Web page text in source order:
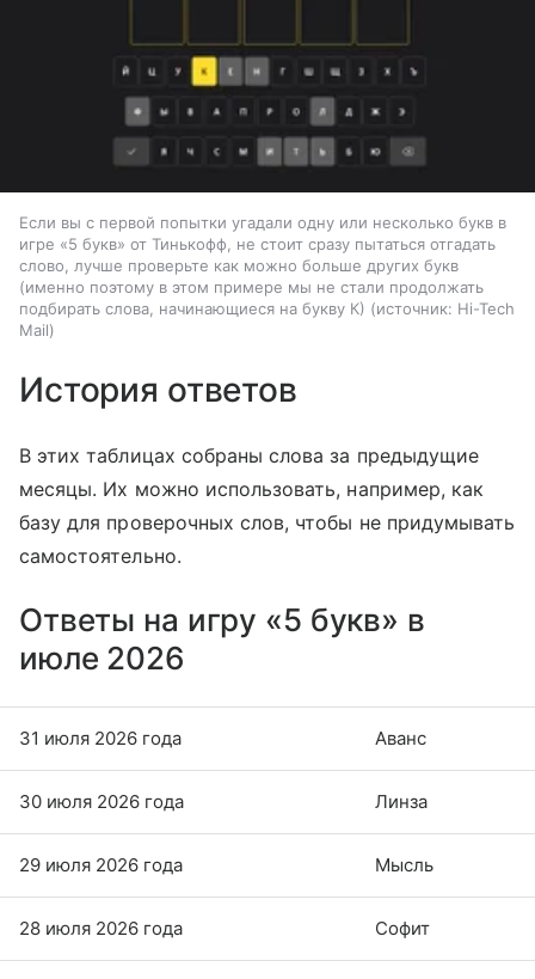
Если вы с первой попытки угадали одну или несколько букв в
игре «5 букв» от Тинькофф, не стоит сразу пытаться отгадать
слово, лучше проверьте как можно больше других букв
(именно поэтому в этом примере мы не стали продолжать
подбирать слова, начинающиеся на букву К)
источник: Hi-Tech
Mail
История ответов
В этих таблицах собраны слова за предыдущие
месяцы. Их можно использовать, например, как
базу для проверочных слов, чтобы не придумывать
самостоятельно.
Ответы на игру «5 букв» в
июле 2026
31 июля 2026 года Аванс
30 июля 2026 года Линза
29 июля 2026 года Мысль
28 июля 2026 года Софит